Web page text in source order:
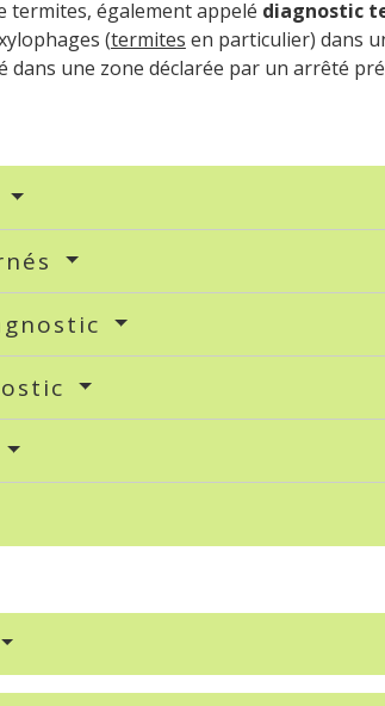
termites, également appelé diagnostic
(termites en particulier) dans
dans une zone déclarée par un arrêté